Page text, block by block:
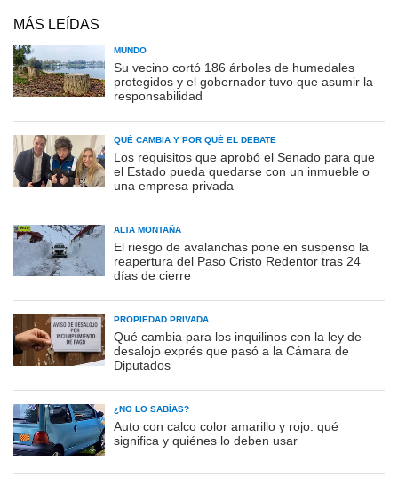
MÁS LEÍDAS
MUNDO
Su vecino cortó 186 árboles de humedales
protegidos y el gobernador tuvo que asumir la
responsabilidad
QUÉ CAMBIA Y POR QUÉ EL DEBATE
Los requisitos que aprobó el Senado para que
el Estado pueda quedarse con un inmueble o
una empresa privada
ALTA MONTAÑA
El riesgo de avalanchas pone en suspenso la
reapertura del Paso Cristo Redentor tras 24
días de cierre
PROPIEDAD PRIVADA
Qué cambia para los inquilinos con la ley de
desalojo exprés que pasó a la Cámara de
Diputados
¿NO LO SABÍAS?
Auto con calco color amarillo y rojo: qué
significa y quiénes lo deben usar